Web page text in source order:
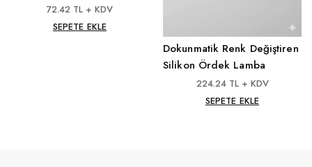
72.42 TL + KDV
SEPETE EKLE
Dokunmatik Renk Değiştiren
Silikon Ördek Lamba
224.24 TL + KDV
SEPETE EKLE